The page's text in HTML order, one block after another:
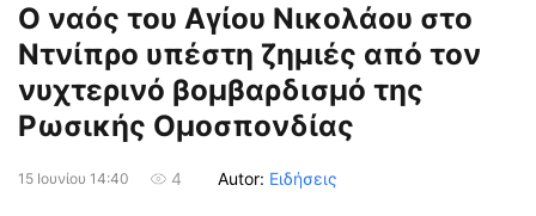
Ο ναός του Αγίου Νικολάου στο
Ντνίπρο υπέστη ζημιές από τον
νυχτερινό βομβαρδισμό της
Ρωσικής Ομοσπονδίας
15 Ιουνίου 14:40 4 Autor: Ειδήσεις